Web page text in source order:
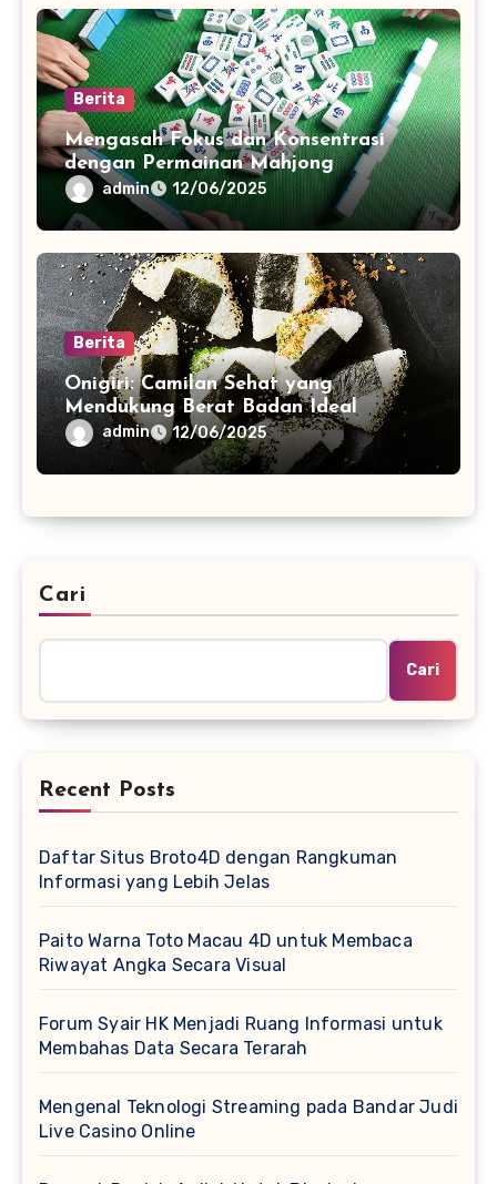
Berita
Mengasah Fokus dan Konsentrasi
dengan Permainan Mahjong
admin 12/06/2025
Berita
Onigiri: Camilan Sehat yang
Mendukung Berat Badan Ideal
admin 12/06/2025
Cari
Cari
Recent Posts
Daftar Situs Broto4D dengan Rangkuman
Informasi yang Lebih Jelas
Paito Warna Toto Macau 4D untuk Membaca
Riwayat Angka Secara Visual
Forum Syair HK Menjadi Ruang Informasi untuk
Membahas Data Secara Terarah
Mengenal Teknologi Streaming pada Bandar Judi
Live Casino Online